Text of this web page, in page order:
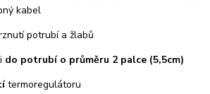
kabel
potrubí a žlabů
do potrubí o průměru 2 palce (5,5cm)
termoregulátoru